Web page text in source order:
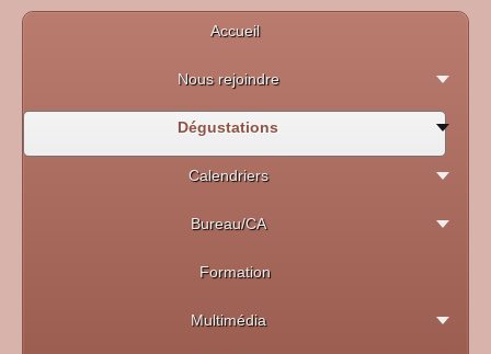
Accueil
Nous rejoindre
Dégustations
Calendriers
Bureau/CA
Formation
Multimédia